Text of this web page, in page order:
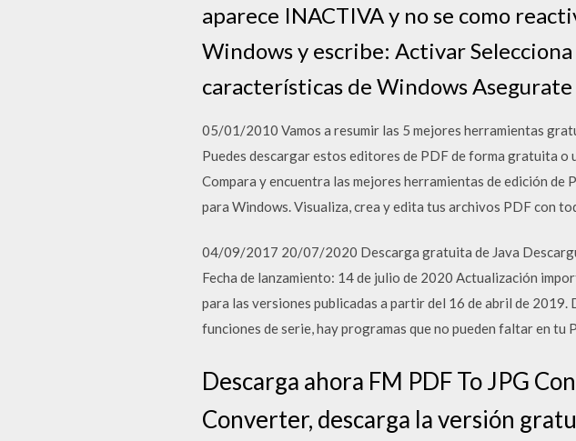
aparece INACTIVA y no se como
Windows y escribe: Activar
características de Windows Asegurate
05/01/2010 Vamos a resumir las 5 mejores herramientas
Puedes descargar estos editores de PDF de forma gratuita
Compara y encuentra las mejores herramientas de edición
para Windows. Visualiza, crea y edita tus archivos PDF con
04/09/2017 20/07/2020 Descarga gratuita de Java
Fecha de lanzamiento: 14 de julio de 2020 Actualización
para las versiones publicadas a partir del 16 de abril de
funciones de serie, hay programas que no pueden faltar en tu
Descarga ahora FM PDF To JPG
Converter, descarga la versión